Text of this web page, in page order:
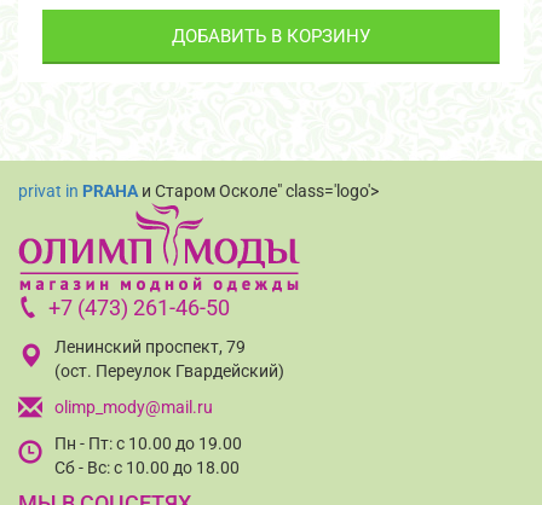
ДОБАВИТЬ В КОРЗИНУ
privat in PRAHA и Старом Осколе" class='logo'>
+7 (473) 261-46-50
Ленинский проспект, 79
(ост. Переулок Гвардейский)
olimp_mody@mail.ru
Пн - Пт: с 10.00 до 19.00
Сб - Вс: с 10.00 до 18.00